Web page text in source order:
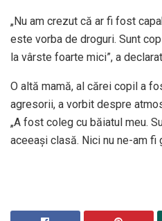
„Nu am crezut că ar fi fost
este vorba de droguri. Sunt
la vârste foarte mici”, a
O altă mamă, al cărei copil a
agresorii, a vorbit despre
„A fost coleg cu băiatul meu.
aceeași clasă. Nici nu ne-am fi